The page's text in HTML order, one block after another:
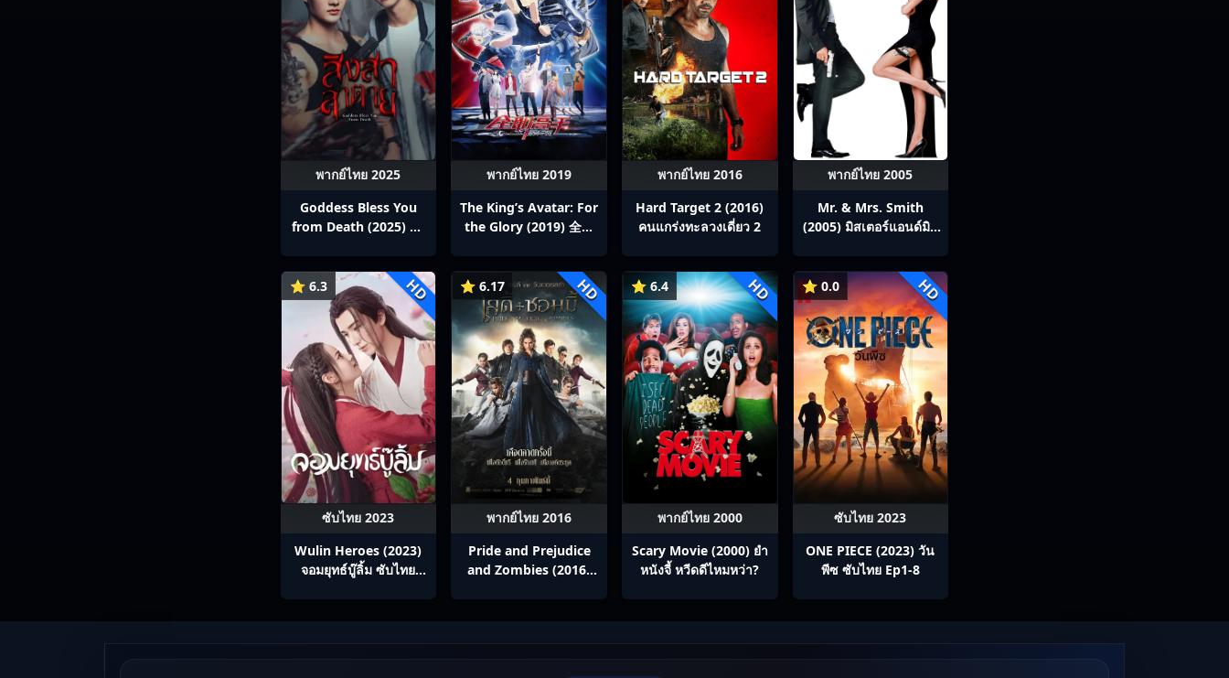
พากย์ไทย 2025
Goddess Bless You
from Death (2025) สิง
พากย์ไทย 2019
The King’s Avatar: For
the Glory (2019) 全职
พากย์ไทย 2016
Hard Target 2 (2016)
คนแกร่งทะลวงเดี่ยว 2
พากย์ไทย 2005
Mr. & Mrs. Smith
(2005) มิสเตอร์แอนด์มิส
⭐ 6.3
HD
ซับไทย 2023
Wulin Heroes (2023)
จอมยุทธ์บู๊ลิ้ม ซับไทย
⭐ 6.17 HD
พากย์ไทย 2016
Pride and Prejudice
and Zombies (2016)
⭐ 6.4 HD
พากย์ไทย 2000
Scary Movie (2000) ยำ
หนังจี้​ หวีดดีไหมหว่า?
⭐ 0.0 HD
ซับไทย 2023
ONE PIECE (2023) วัน
พีซ ซับไทย Ep1-8